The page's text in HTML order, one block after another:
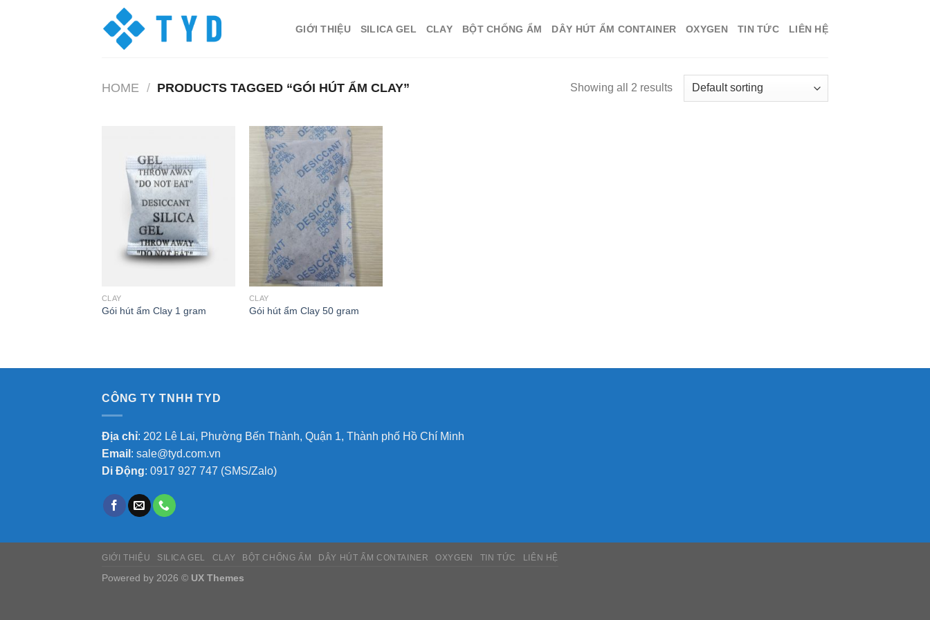
GIỚI THIỆU SILICA GEL CLAY BỘT CHỐNG ẨM DÂY HÚT ẨM CONTAINER OXYGEN TIN TỨC LIÊN HỆ
HOME / PRODUCTS TAGGED “GÓI HÚT ẨM CLAY” Showing all 2 results
CLAY
Gói hút ẩm Clay 1 gram
CLAY
Gói hút ẩm Clay 50 gram
CÔNG TY TNHH TYD
Địa chỉ: 202 Lê Lai, Phường Bến Thành, Quận 1, Thành phố Hồ Chí Minh
Email : sale@tyd.com.vn
Di Động: 0917 927 747 (SMS/Zalo)
GIỚI THIỆU SILICA GEL CLAY BỘT CHỐNG ẨM DÂY HÚT ẨM CONTAINER OXYGEN TIN TỨC LIÊN HỆ
Powered by 2026 © UX Themes